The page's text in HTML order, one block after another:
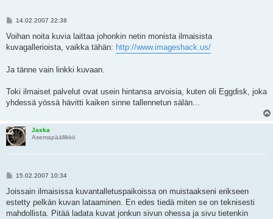
V
e
t
14.02.2007 22:38
Voihan noita kuvia laittaa johonkin netin monista ilmaisista
kuvagallerioista, vaikka tähän: http://www.imageshack.us/
Ja tänne vain linkki kuvaan.
Toki ilmaiset palvelut ovat usein hintansa arvoisia, kuten oli Eggdisk, joka
yhdessä yössä hävitti kaiken sinne tallennetun sälän...
Jaska
Asemapäällikkö
V
e
t
i
15.02.2007 10:34
Joissain ilmaisissa kuvantalletuspaikoissa on muistaakseni erikseen
estetty pelkän kuvan lataaminen. En edes tiedä miten se on teknisesti
mahdollista. Pitää ladata kuvat jonkun sivun ohessa ja sivu tietenkin